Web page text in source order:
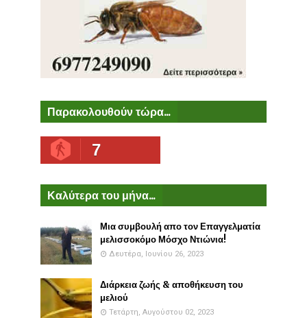
Παρακολουθούν τώρα...
7
Καλύτερα του μήνα...
Μια συμβουλή απο τον Επαγγελματία
μελισσοκόμο Μόσχο Ντιώνια!
Δευτέρα, Ιουνίου 26, 2023
Διάρκεια ζωής & αποθήκευση του
μελιού
Τετάρτη, Αυγούστου 02, 2023